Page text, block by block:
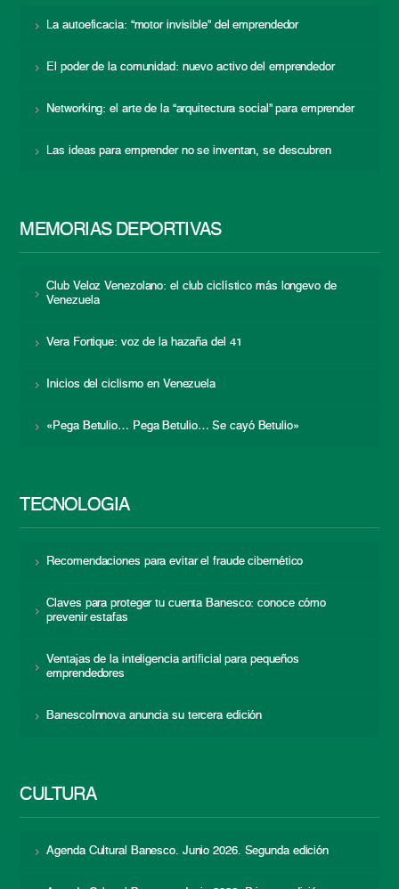
La autoeficacia: “motor invisible” del emprendedor
El poder de la comunidad: nuevo activo del emprendedor
Networking: el arte de la “arquitectura social” para emprender
Las ideas para emprender no se inventan, se descubren
MEMORIAS DEPORTIVAS
Club Veloz Venezolano: el club ciclístico más longevo de
Venezuela
Vera Fortique: voz de la hazaña del 41
Inicios del ciclismo en Venezuela
«Pega Betulio… Pega Betulio… Se cayó Betulio»
TECNOLOGÍA
Recomendaciones para evitar el fraude cibernético
Claves para proteger tu cuenta Banesco: conoce cómo
prevenir estafas
Ventajas de la inteligencia artificial para pequeños
emprendedores
BanescoInnova anuncia su tercera edición
CULTURA
Agenda Cultural Banesco. Junio 2026. Segunda edición